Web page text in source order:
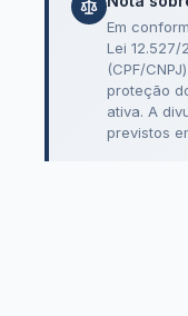
Em
Lei 12.527/
(CPF/
proteção
ativa. A
previstos